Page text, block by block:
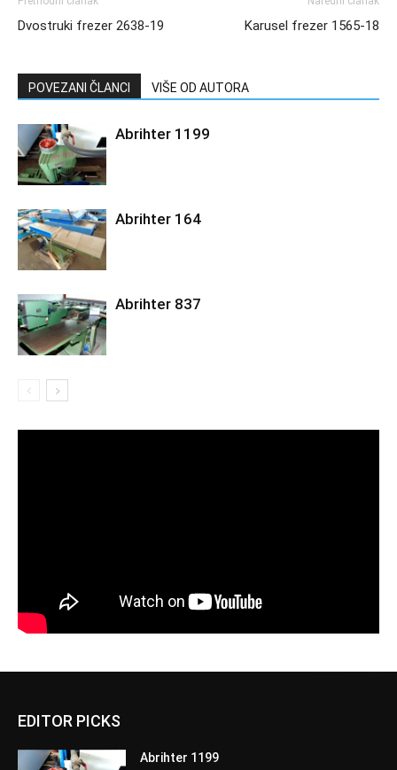
Dvostruki frezer 2638-19 Karusel frezer 1565-18
POVEZANI ČLANCI VIŠE OD AUTORA
Abrihter 1199
Abrihter 164
Abrihter 837
EDITOR PICKS
Abrihter 1199